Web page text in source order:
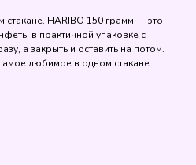
HARIBO 150 грамм — это
в практичной упаковке с
а закрыть и оставить на потом.
любимое в одном стакане.